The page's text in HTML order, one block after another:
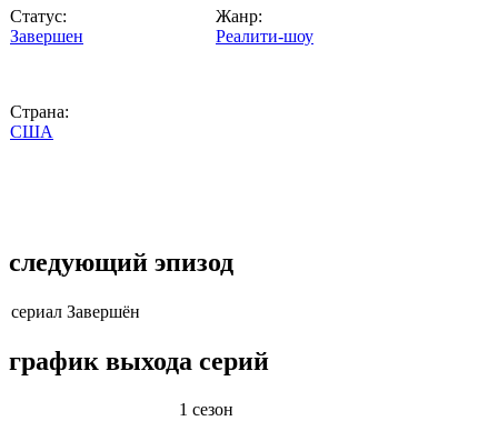
Статус:
Завершен
Страна:
США
Жанр:
Реалити-шоу
следующий эпизод
сериал Завершён
график выхода серий
1 сезон